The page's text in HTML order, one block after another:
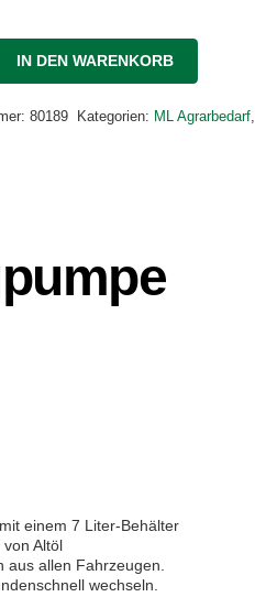
IN DEN WARENKORB
80189 Kategorien: ML Agrarbedarf,
einem 7 Liter-Behälter
Altöl
allen Fahrzeugen.
wechseln.